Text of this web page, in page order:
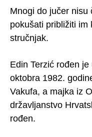
Mnogi do jučer nisu
pokušati približiti im
stručnjak.
Edin Terzić rođen
oktobra 1982.
Vakufa, a majka iz
državljanstvo
rođen.